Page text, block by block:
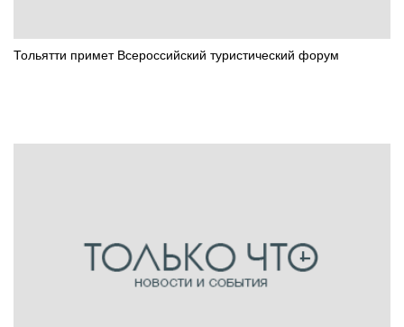
Тольятти примет Всероссийский туристический форум